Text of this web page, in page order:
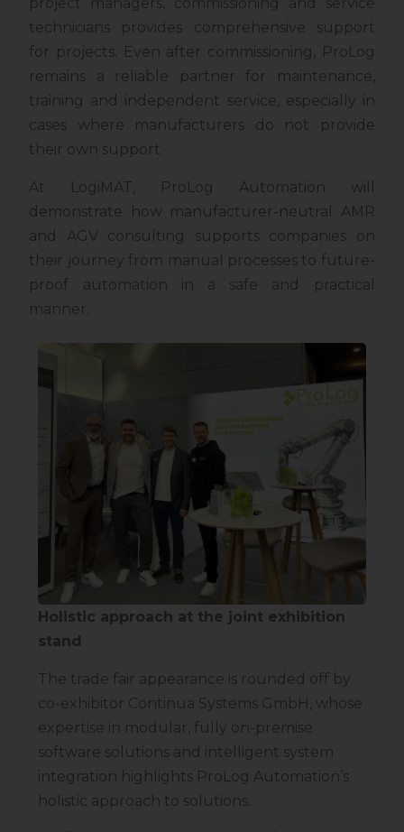
technicians provides comprehensive support
for projects. Even after commissioning, ProLog
remains a reliable partner for maintenance,
training and independent service, especially in
cases where manufacturers do not provide
their own support.
At LogiMAT, ProLog Automation will
demonstrate how manufacturer-neutral AMR
and AGV consulting supports companies on
their journey from manual processes to future-
proof automation in a safe and practical
manner.
Holistic approach at the joint exhibition
stand
The trade fair appearance is rounded off by
co-exhibitor Continua Systems GmbH, whose
expertise in modular, fully on-premise
software solutions and intelligent system
integration highlights ProLog Automation’s
holistic approach to solutions.